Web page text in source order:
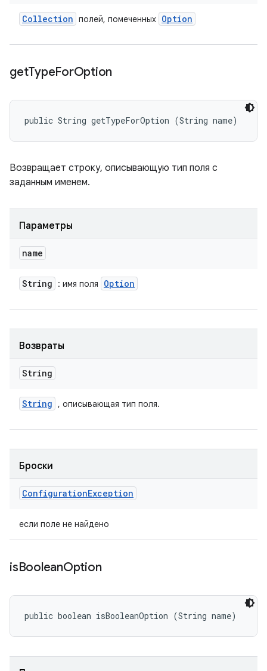
Collection полей, помеченных Option
getTypeForOption
public String getTypeForOption (String name)
Возвращает строку, описывающую тип поля с
заданным именем.
Параметры
name
String : имя поля Option
Возвраты
String
String , описывающая тип поля.
Броски
ConfigurationException
если поле не найдено
isBooleanOption
public boolean isBooleanOption (String name)